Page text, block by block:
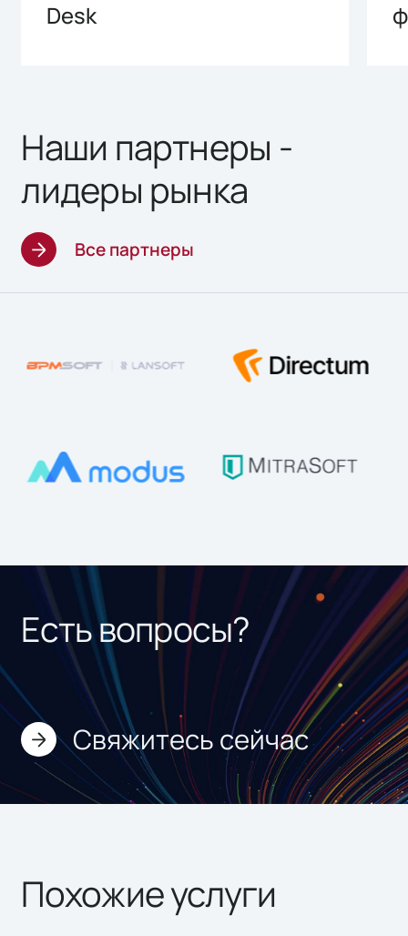
Desk
Наши партнеры -
лидеры рынка
Все партнеры
Есть вопросы?
Свяжитесь сейчас
Похожие услуги